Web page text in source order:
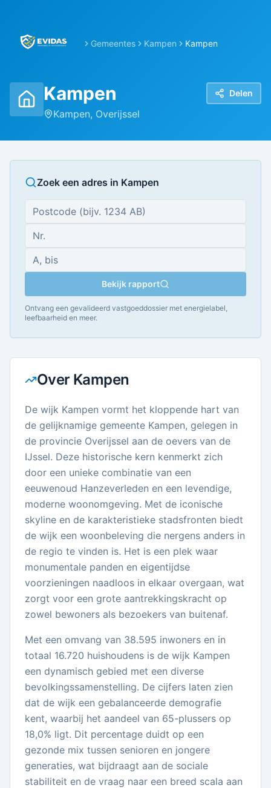
Gemeentes Kampen Kampen
Kampen
Kampen, Overijssel
Delen
Zoek een adres in Kampen
Bekijk rapport
Ontvang een gevalideerd vastgoeddossier met energielabel,
leefbaarheid en meer.
Over Kampen
De wijk Kampen vormt het kloppende hart van
de gelijknamige gemeente Kampen, gelegen in
de provincie Overijssel aan de oevers van de
IJssel. Deze historische kern kenmerkt zich
door een unieke combinatie van een
eeuwenoud Hanzeverleden en een levendige,
moderne woonomgeving. Met de iconische
skyline en de karakteristieke stadsfronten biedt
de wijk een woonbeleving die nergens anders in
de regio te vinden is. Het is een plek waar
monumentale panden en eigentijdse
voorzieningen naadloos in elkaar overgaan, wat
zorgt voor een grote aantrekkingskracht op
zowel bewoners als bezoekers van buitenaf.
Met een omvang van 38.595 inwoners en in
totaal 16.720 huishoudens is de wijk Kampen
een dynamisch gebied met een diverse
bevolkingssamenstelling. De cijfers laten zien
dat de wijk een gebalanceerde demografie
kent, waarbij het aandeel van 65-plussers op
18,0% ligt. Dit percentage duidt op een
gezonde mix tussen senioren en jongere
generaties, wat bijdraagt aan de sociale
stabiliteit en de vraag naar een breed scala aan